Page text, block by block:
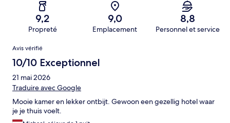
9,2
Propreté
9,0
Emplacement
8,8
Personnel et service
Avis
Avis vérifié
10/10 Exceptionnel
21 mai 2026
Traduire avec Google
Mooie kamer en lekker ontbijt. Gewoon een gezellig hotel waar
je je thuis voelt.